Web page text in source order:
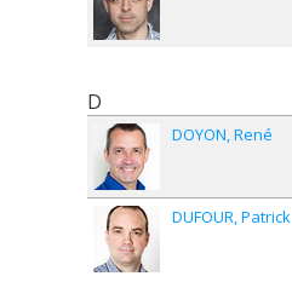
D
DOYON René
DUFOUR Patrick